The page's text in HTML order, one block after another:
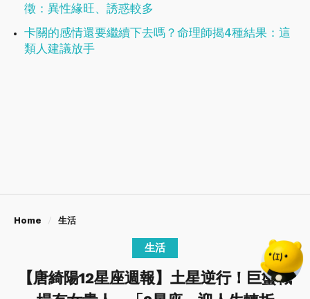
徵：異性緣旺、誘惑較多
卡關的感情還要繼續下去嗎？命理師揭4種結果：這
類人建議放手
Home 生活
生活
【唐綺陽12星座週報】土星逆行！巨蟹職